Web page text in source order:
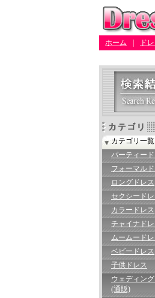
ホーム ド
カテゴリ一覧
パーティー
フォーマル
ロングドレス
セクシード
カラードレス
チャイナド
ムームード
ベビードレス
子供ドレス
ウェディン
(通販)